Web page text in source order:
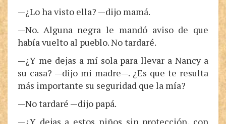
—¿Lo ha visto ella? —dijo mamá.
—No. Alguna negra le mandó aviso de que
había vuelto al pueblo. No tardaré.
—¿Y me dejas a mí sola para llevar a Nancy a
su casa? —dijo mi madre—. ¿Es que te resulta
más importante su seguridad que la mía?
—No tardaré —dijo papá.
—¿Y dejas a estos niños sin protección, con